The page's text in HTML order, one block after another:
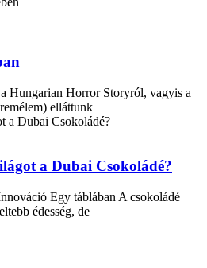
Hungarian Horror Storyról, vagyis a
elláttunk
a Dubai Csokoládé?
Egy táblában A csokoládé
édesség, de